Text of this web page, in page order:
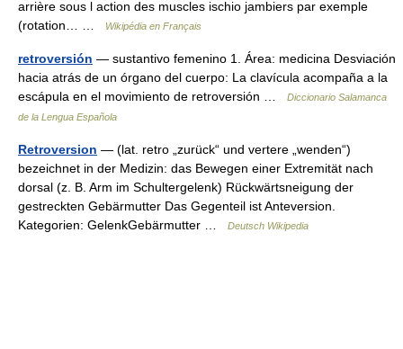
arrière sous l action des muscles ischio jambiers par exemple
(rotation… …
Wikipédia en Français
retroversión — sustantivo femenino 1. Área: medicina Desviación
hacia atrás de un órgano del cuerpo: La clavícula acompaña a la
escápula en el movimiento de retroversión …
Diccionario Salamanca
de la Lengua Española
Retroversion — (lat. retro „zurück“ und vertere „wenden“)
bezeichnet in der Medizin: das Bewegen einer Extremität nach
dorsal (z. B. Arm im Schultergelenk) Rückwärtsneigung der
gestreckten Gebärmutter Das Gegenteil ist Anteversion.
Kategorien: GelenkGebärmutter …
Deutsch Wikipedia